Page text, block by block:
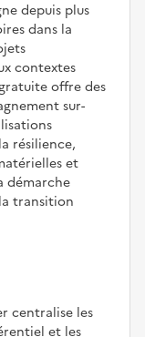
depuis plus
dans la
contextes
offre des
sur-
résilience,
et
démarche
transition
centralise les
et les